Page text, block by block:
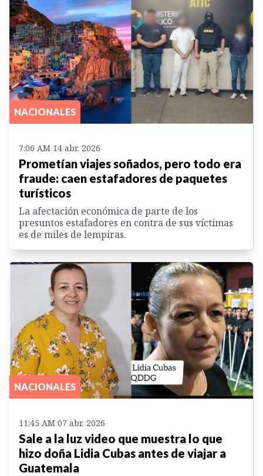
NACIONALES
7:06 AM 14 abr. 2026
Prometían viajes soñados, pero todo era
fraude: caen estafadores de paquetes
turísticos
La afectación económica de parte de los
presuntos estafadores en contra de sus víctimas
es de miles de lempiras.
NACIONALES
11:45 AM 07 abr. 2026
Sale a la luz video que muestra lo que
hizo doña Lidia Cubas antes de viajar a
Guatemala